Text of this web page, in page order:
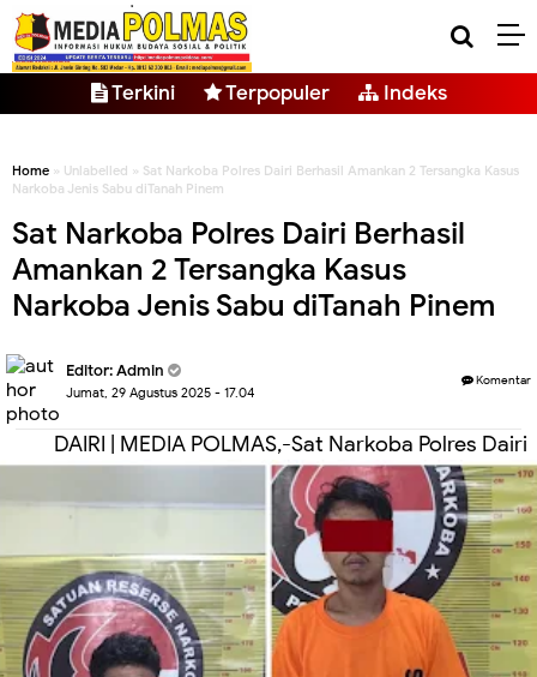
Terkini Terpopuler Indeks
Home » Unlabelled » Sat Narkoba Polres Dairi Berhasil Amankan 2 Tersangka Kasus
Narkoba Jenis Sabu diTanah Pinem
Sat Narkoba Polres Dairi Berhasil
Amankan 2 Tersangka Kasus
Narkoba Jenis Sabu diTanah Pinem
Editor: Admin
Jumat, 29 Agustus 2025 - 17.04
Komentar
DAIRI | MEDIA POLMAS,-Sat Narkoba Polres Dairi